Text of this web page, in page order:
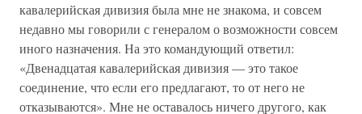
кавалерийская дивизия была мне не знакома, и совсем
недавно мы говорили с генералом о возможности совсем
иного назначения. На это командующий ответил:
«Двенадцатая кавалерийская дивизия — это такое
соединение, что если его предлагают, то от него не
отказываются». Мне не оставалось ничего другого, как